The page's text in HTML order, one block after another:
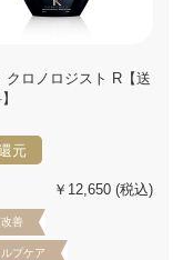
クロノロジスト R【送
元
￥12,650 (税込)
善
ルプケア